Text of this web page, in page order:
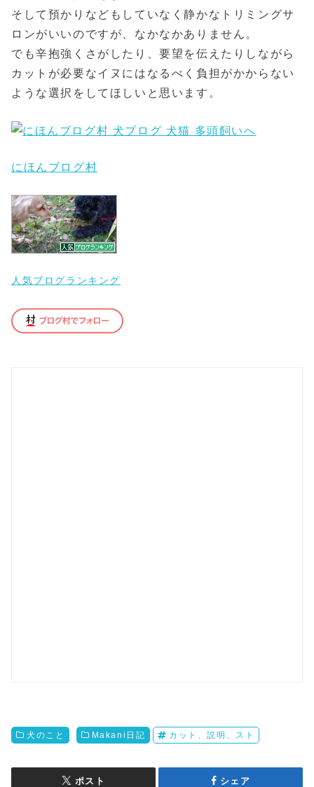
そして預かりなどもしていなく静かなトリミングサ
ロンがいいのですが、なかなかありません。
でも辛抱強くさがしたり、要望を伝えたりしながら
カットが必要なイヌにはなるべく負担がかからない
ような選択をしてほしいと思います。
にほんブログ村
人気ブログランキング
犬のこと Makani日記 カット、説明、スト
ポスト シェア